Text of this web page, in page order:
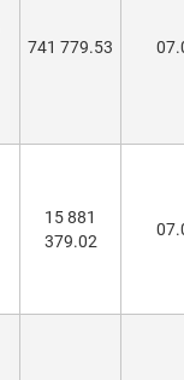
741 779.53
15 881
379.02